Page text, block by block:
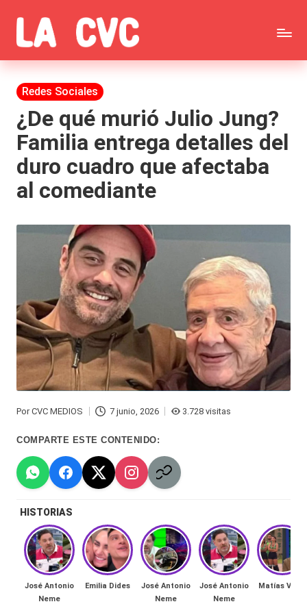
Saltar
al
contenido
C
o
p
u
c
h
a
s
ar
á
n
d
ul
a
C
hi
le
n
a
🔥
R
Todas
las
noticias
de
la
farándula,
Hermano
-
Tendencias
-
Exclusivas
-
Tv
redes
lacvc.com
Publicada
Redes Sociales
¿De qué murió Julio Jung?
Familia entrega detalles del
duro cuadro que afectaba
al comediante
por
PorCVC MEDIOS 7 junio, 2026 3.728 visitas
COMPARTE ESTE CONTENIDO:
HISTORIAS
José Antonio
Neme
Emilia Dides
José Antonio
Neme
José Antonio
Neme
Matías Vega